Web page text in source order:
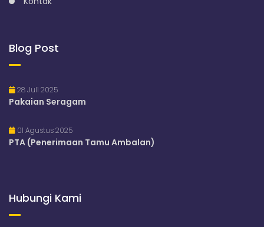
Blog Post
28 Juli 2025
Pakaian Seragam
01 Agustus 2025
PTA (Penerimaan Tamu Ambalan)
Hubungi Kami